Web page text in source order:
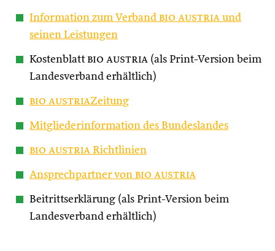
Information zum Verband bio austria und
seinen Leistungen
Kostenblatt bio austria (als Print-Version beim
Landesverband erhältlich)
bio austriaZeitung
Mitgliederinformation des Bundeslandes
bio austria Richtlinien
Ansprechpartner von bio austria
Beitrittserklärung (als Print-Version beim
Landesverband erhältlich)